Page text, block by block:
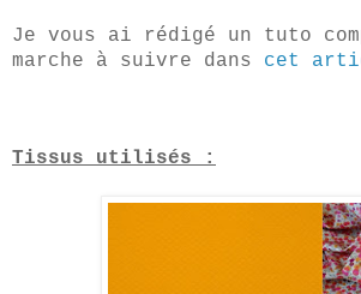
Je vous ai rédigé un tuto
marche à suivre dans cet
Tissus utilisés :